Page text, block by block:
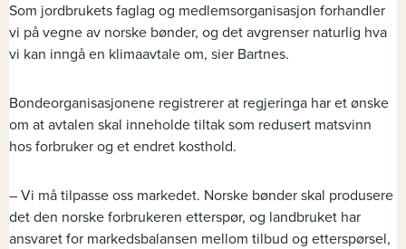
Som jordbrukets faglag og medlemsorganisasjon forhandler
vi på vegne av norske bønder, og det avgrenser naturlig hva
vi kan inngå en klimaavtale om, sier Bartnes.
Bondeorganisasjonene registrerer at regjeringa har et ønske
om at avtalen skal inneholde tiltak som redusert matsvinn
hos forbruker og et endret kosthold.
– Vi må tilpasse oss markedet. Norske bønder skal produsere
det den norske forbrukeren etterspør, og landbruket har
ansvaret for markedsbalansen mellom tilbud og etterspørsel,